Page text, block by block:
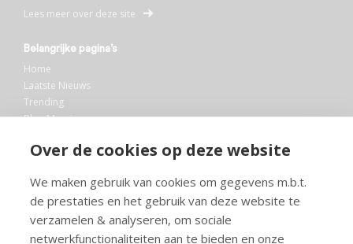
Over de cookies op deze website
We maken gebruik van cookies om gegevens m.b.t.
de prestaties en het gebruik van deze website te
verzamelen & analyseren, om sociale
netwerkfunctionaliteiten aan te bieden en onze
Lees meer over deze site
Belangrijke pagina’s
Home
Laatste Nieuws
Trending
Blog Maurice
Bibliotheek
Info en service
FAQ
Doneren
Privacy